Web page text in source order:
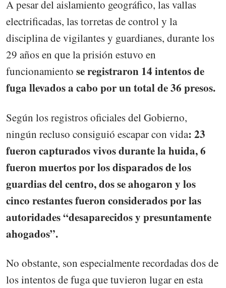
A pesar del aislamiento geográfico, las vallas
electrificadas, las torretas de control y la
disciplina de vigilantes y guardianes, durante los
29 años en que la prisión estuvo en
funcionamiento se registraron 14 intentos de
fuga llevados a cabo por un total de 36 presos.
Según los registros oficiales del Gobierno,
ningún recluso consiguió escapar con vida: 23
fueron capturados vivos durante la huida, 6
fueron muertos por los disparados de los
guardias del centro, dos se ahogaron y los
cinco restantes fueron considerados por las
autoridades “desaparecidos y presuntamente
ahogados”.
No obstante, son especialmente recordadas dos de
los intentos de fuga que tuvieron lugar en esta